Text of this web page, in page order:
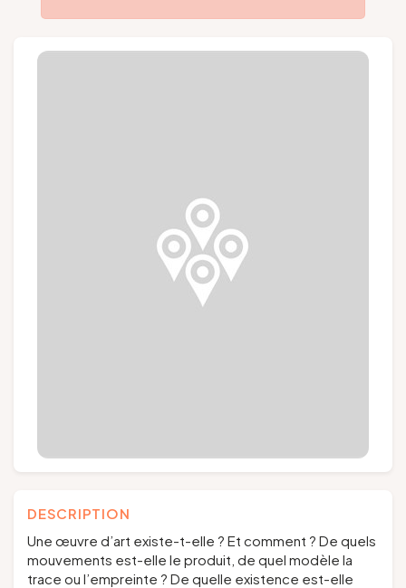
Pays de Liège
Suivez-nous
DESCRIPTION
Une œuvre d’art existe-t-elle ? Et comment ? De quels
mouvements est-elle le produit, de quel modèle la
trace ou l’empreinte ? De quelle existence est-elle